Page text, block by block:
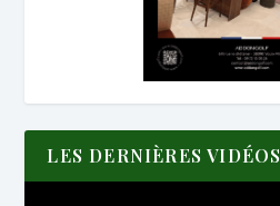
LES DERNIÈRES VIDÉOS